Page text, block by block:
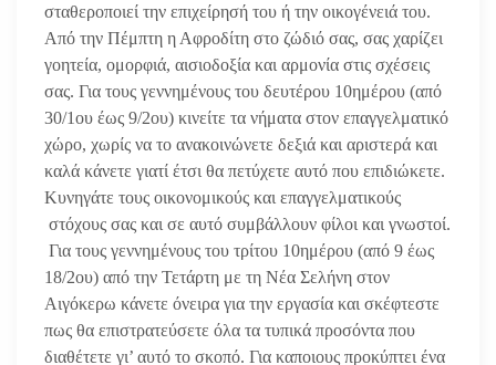
σταθεροποιεί την επιχείρησή του ή την οικογένειά του.
Από την Πέμπτη η Αφροδίτη στο ζώδιό σας, σας χαρίζει
γοητεία, ομορφιά, αισιοδοξία και αρμονία στις σχέσεις
σας. Για τους γεννημένους του δευτέρου 10ημέρου (από
30/1ου έως 9/2ου) κινείτε τα νήματα στον επαγγελματικό
χώρο, χωρίς να το ανακοινώνετε δεξιά και αριστερά και
καλά κάνετε γιατί έτσι θα πετύχετε αυτό που επιδιώκετε.
Κυνηγάτε τους οικονομικούς και επαγγελματικούς
στόχους σας και σε αυτό συμβάλλουν φίλοι και γνωστοί.
Για τους γεννημένους του τρίτου 10ημέρου (από 9 έως
18/2ου) από την Τετάρτη με τη Νέα Σελήνη στον
Αιγόκερω κάνετε όνειρα για την εργασία και σκέφτεστε
πως θα επιστρατεύσετε όλα τα τυπικά προσόντα που
διαθέτετε γι’ αυτό το σκοπό. Για καποιους προκύπτει ένα